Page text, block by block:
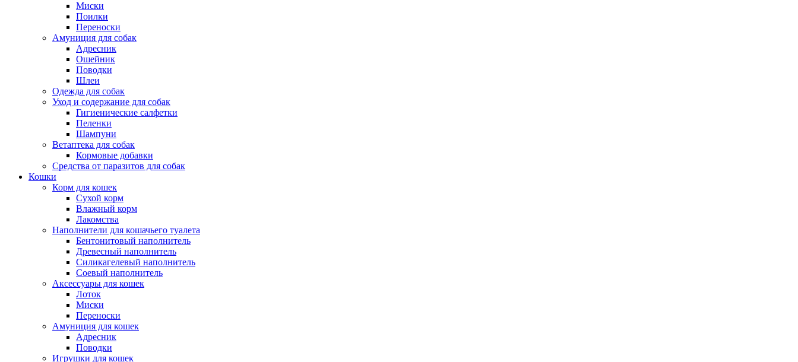
Миски
Поилки
Переноски
Амуниция для собак
Адресник
Ошейник
Поводки
Шлеи
Одежда для собак
Уход и содержание для собак
Гигиенические салфетки
Пеленки
Шампуни
Ветаптека для собак
Кормовые добавки
Средства от паразитов для собак
Кошки
Корм для кошек
Сухой корм
Влажный корм
Лакомства
Наполнители для кошачьего туалета
Бентонитовый наполнитель
Древесный наполнитель
Силикагелевый наполнитель
Соевый наполнитель
Аксессуары для кошек
Лоток
Миски
Переноски
Амуниция для кошек
Адресник
Поводки
Игрушки для кошек